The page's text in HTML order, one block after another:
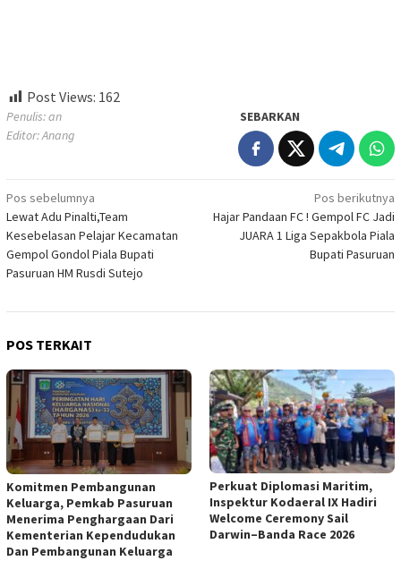
Post Views: 162
Penulis: an
Editor: Anang
SEBARKAN
Navigasi
pos
Pos sebelumnya
Lewat Adu Pinalti,Team
Kesebelasan Pelajar Kecamatan
Gempol Gondol Piala Bupati
Pasuruan HM Rusdi Sutejo
Pos berikutnya
Hajar Pandaan FC ! Gempol FC Jadi
JUARA 1 Liga Sepakbola Piala
Bupati Pasuruan
POS TERKAIT
Komitmen Pembangunan
Keluarga, Pemkab Pasuruan
Menerima Penghargaan Dari
Kementerian Kependudukan
Dan Pembangunan Keluarga
Perkuat Diplomasi Maritim,
Inspektur Kodaeral IX Hadiri
Welcome Ceremony Sail
Darwin–Banda Race 2026